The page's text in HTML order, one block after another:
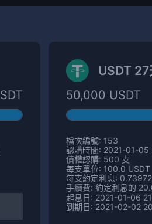
USDT
50,000 USDT
檔次編號: 153
認購時間: 2021-01-
債權認購: 500 支
每支單位: 100.0 USDT
每支約定利息:
手續費: 約定利息的
起息日: 2021-01-06
到期日: 2021-02-02